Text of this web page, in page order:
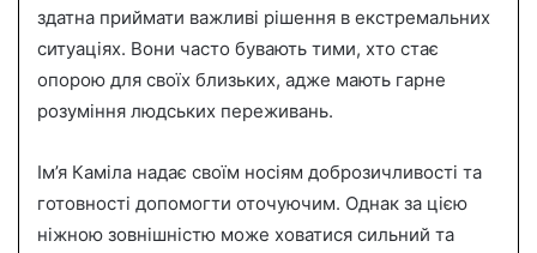
здатна приймати важливі рішення в екстремальних
ситуаціях. Вони часто бувають тими, хто стає
опорою для своїх близьких, адже мають гарне
розуміння людських переживань.
Ім’я Каміла надає своїм носіям доброзичливості та
готовності допомогти оточуючим. Однак за цією
ніжною зовнішністю може ховатися сильний та